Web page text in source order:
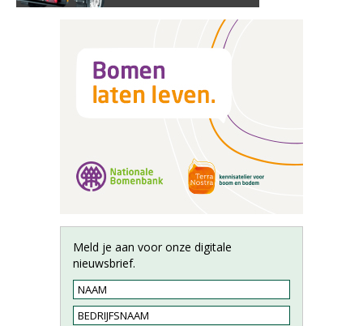
Meld je aan voor onze digitale
nieuwsbrief.